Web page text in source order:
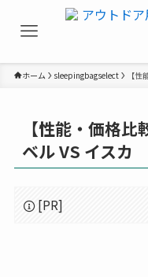
ホーム sleepingbagselect 【
【性能・価格
ベル VS イスカ
[PR]